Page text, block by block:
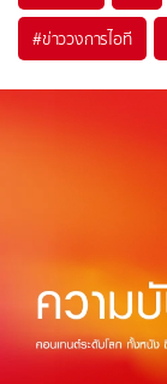
#ข่าววงการไอที